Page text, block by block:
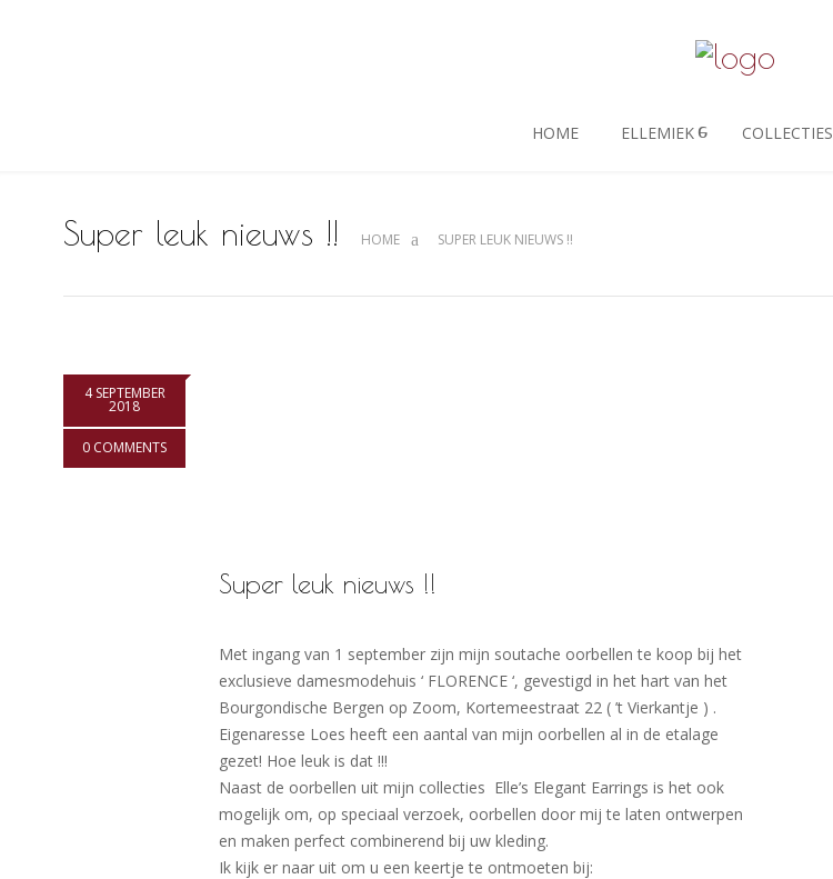
HOME ELLEMIEK COLLECTIES
Super leuk nieuws !! HOME SUPER LEUK NIEUWS !!
4 SEPTEMBER
2018
0 COMMENTS
Super leuk nieuws !!
Met ingang van 1 september zijn mijn soutache oorbellen te koop bij het
exclusieve damesmodehuis ‘ FLORENCE ‘, gevestigd in het hart van het
Bourgondische Bergen op Zoom, Kortemeestraat 22 ( ’t Vierkantje ) .
Eigenaresse Loes heeft een aantal van mijn oorbellen al in de etalage
gezet! Hoe leuk is dat !!!
Naast de oorbellen uit mijn collecties Elle’s Elegant Earrings is het ook
mogelijk om, op speciaal verzoek, oorbellen door mij te laten ontwerpen
en maken perfect combinerend bij uw kleding.
Ik kijk er naar uit om u een keertje te ontmoeten bij: